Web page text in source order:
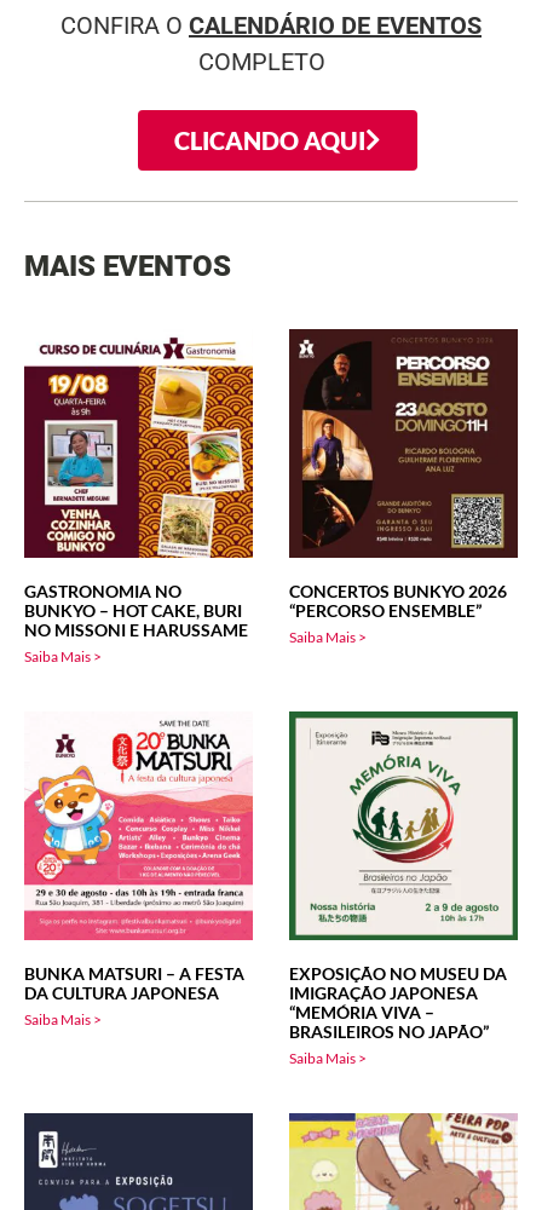
CONFIRA O CALENDÁRIO DE EVENTOS
COMPLETO
CLICANDO AQUI
MAIS EVENTOS
GASTRONOMIA NO
BUNKYO – HOT CAKE, BURI
NO MISSONI E HARUSSAME
Saiba Mais >
CONCERTOS BUNKYO 2026
“PERCORSO ENSEMBLE”
Saiba Mais >
BUNKA MATSURI – A FESTA
DA CULTURA JAPONESA
Saiba Mais >
EXPOSIÇÃO NO MUSEU DA
IMIGRAÇÃO JAPONESA
“MEMÓRIA VIVA –
BRASILEIROS NO JAPÃO”
Saiba Mais >